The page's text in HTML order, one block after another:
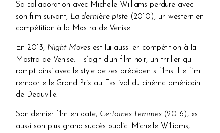
Sa collaboration avec Michelle Williams perdure avec
son film suivant, La dernière piste (2010), un western en
compétition à la Mostra de Venise.
En 2013, Night Moves est lui aussi en compétition à la
Mostra de Venise. Il s’agit d’un film noir, un thriller qui
rompt ainsi avec le style de ses précédents films. Le film
remporte le Grand Prix au Festival du cinéma américain
de Deauville.
Son dernier film en date, Certaines Femmes (2016), est
aussi son plus grand succès public. Michelle Williams,